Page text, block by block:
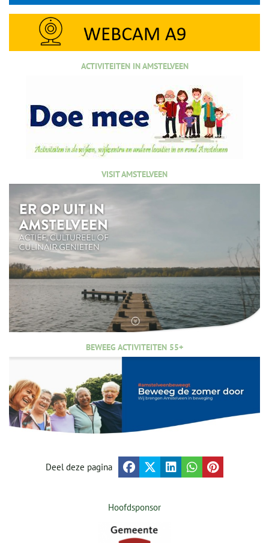
ACTIVITEITEN IN AMSTELVEEN
VISIT AMSTELVEEN
BEWEEG ACTIVITEITEN 55+
Deel deze pagina
Hoofdsponsor